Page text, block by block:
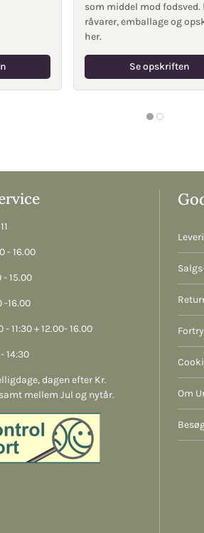
som middel mod fodsved.
råvarer, emballage og
her.
Se opskriften
- 16.00
15.00
-16.00
11:30 + 12.00- 16.00
14:30
dagen efter Kr.
mellem Jul og nytår.
Om